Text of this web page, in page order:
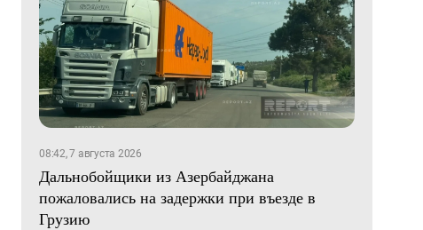
08:42, 7 августа 2026
Дальнобойщики из Азербайджана
пожаловались на задержки при въезде в
Грузию